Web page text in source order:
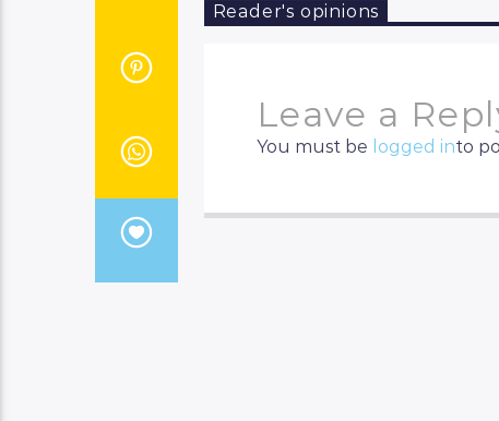
Reader's opinions
Leave a
You must be logged into